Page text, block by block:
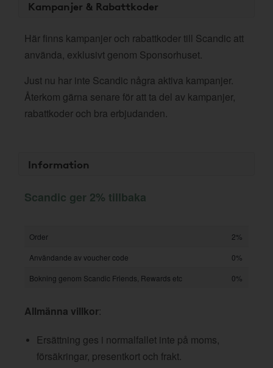
Kampanjer & Rabattkoder
Här finns kampanjer och rabattkoder till Scandic att
använda, exklusivt genom Sponsorhuset.
Just nu har inte Scandic några aktiva kampanjer.
Återkom gärna senare för att ta del av kampanjer,
rabattkoder och bra erbjudanden.
Information
Scandic ger 2% tillbaka
Order
2%
Användande av voucher code
0%
Bokning genom Scandic Friends, Rewards etc
0%
Allmänna villkor:
Ersättning ges i normalfallet inte på moms,
försäkringar, presentkort och frakt.